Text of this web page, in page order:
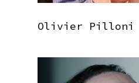
Olivier Pilloni